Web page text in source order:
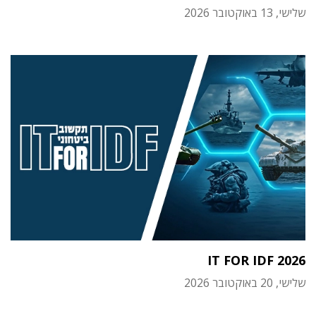
שלישי, 13 באוקטובר 2026
IT FOR IDF 2026
שלישי, 20 באוקטובר 2026